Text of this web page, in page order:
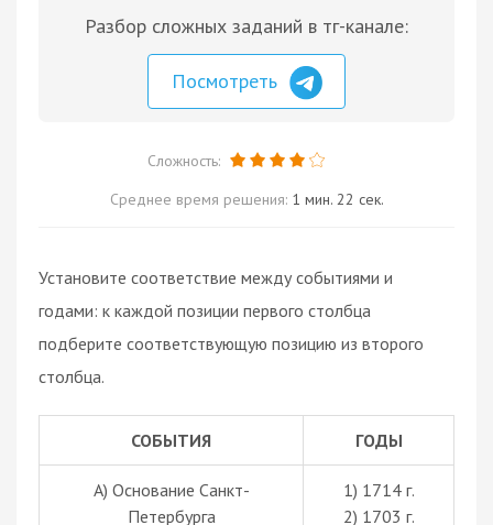
Разбор сложных заданий в тг-канале:
Посмотреть
Сложность:
Среднее время решения: 1 мин. 22 сек.
Установите соответствие между событиями и
годами: к каждой позиции первого столбца
подберите соответствующую позицию из второго
столбца.
СОБЫТИЯ ГОДЫ
А) Основание Санкт-
Петербурга
1) 1714 г.
2) 1703 г.